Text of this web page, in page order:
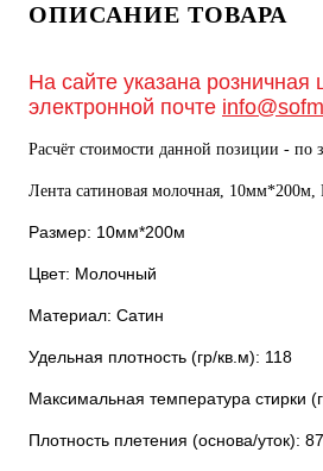
ОПИСАНИЕ ТОВАРА
На сайте указана
электронной почте
Расчёт стоимости данной позиции - по
Лента сатиновая молочная, 10мм*200м,
Размер: 10мм*200м
Цвет: Молочный
Материал: Сатин
Удельная плотность (гр/кв.м): 118
Максимальная температура стирки
Плотность плетения (основа/уток):